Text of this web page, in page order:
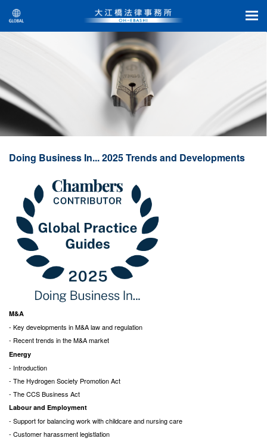
Doing Business In... 2025 Trends and Developments
M&A
- Key developments in M&A law and regulation
- Recent trends in the M&A market
Energy
- Introduction
- The Hydrogen Society Promotion Act
- The CCS Business Act
Labour and Employment
- Support for balancing work with childcare and nursing care
- Customer harassment legistlation